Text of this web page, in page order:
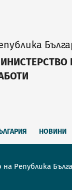
НОВИНИ
Република